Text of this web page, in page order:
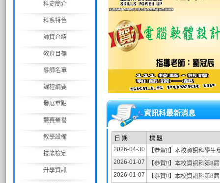
科史簡介
科系特色
師資介紹
教育目標
導師名單
課程綱要
發展重點
競賽榮譽
教學設備
技能檢定
升學資訊
資訊科最新消息
日 期
標 題
2026-04-30
【恭賀!!】本校資訊科學
2026-01-07
【恭賀!!】本校資訊科第8
2026-01-07
【恭賀!!】本校資訊科第8